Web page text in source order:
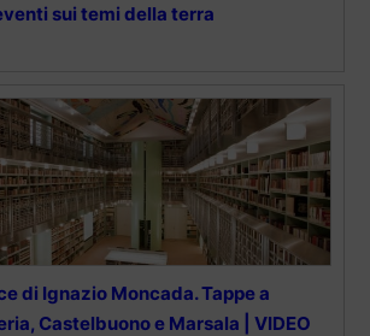
sui temi della terra
di Ignazio Moncada. Tappe a
Castelbuono e Marsala | VIDEO